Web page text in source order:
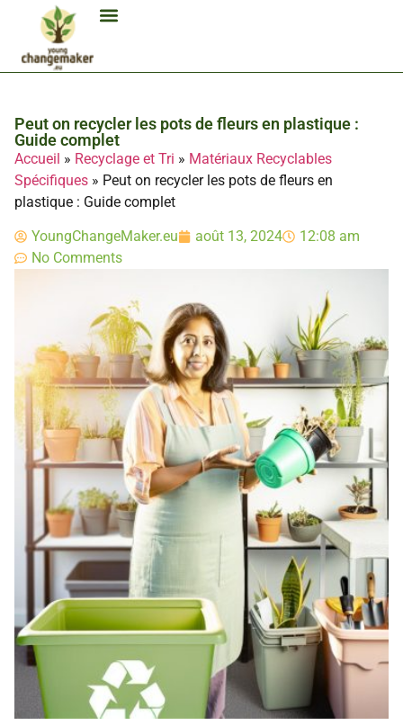
Peut on recycler les pots de fleurs en plastique :
Guide complet
Accueil » Recyclage et Tri » Matériaux Recyclables
Spécifiques » Peut on recycler les pots de fleurs en
plastique : Guide complet
YoungChangeMaker.eu août 13, 2024
12:08 am
No Comments